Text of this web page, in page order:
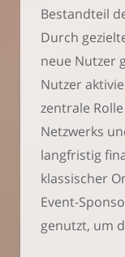
Bestandteil
Durch
neue Nutzer
Nutzer
zentrale
Netzwerks
langfristig
klassischer
Event-
genutzt, um